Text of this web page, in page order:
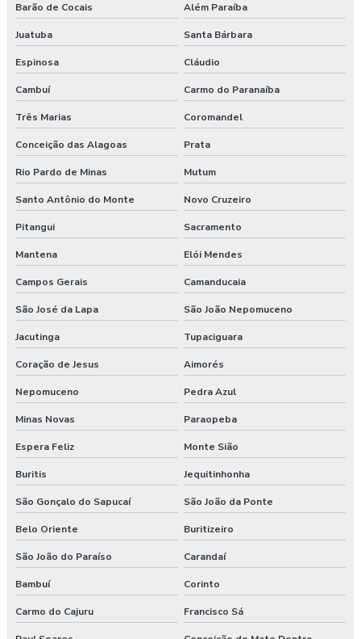
Programa de gerenciamento de riscos ambientais
Programa de gerenciamento de riscos no trabalho rural
Programa de gerenciamento de riscos no trabalho rural pgr
Programa de gerenciamento de riscos nr
Programa de gerenciamento de riscos nr 1
Programa de gerenciamento de riscos ocupacionais
Programa de gerenciamento de riscos segurança do trabalho
Programa pgr
Programa de prevenção de riscos ergonômicos
Programas de segurança do trabalho na construção civil
Proposta de consultoria segurança do trabalho
Segurança e medicina do trabalho
Serviço de segurança do trabalho
Serviços de consultoria em segurança do trabalho
Treinamento de epi nr 6
Treinamento ergonomia levantamento de peso
Barão de Cocais Além Paraíba
Juatuba Santa Bárbara
Espinosa Cláudio
Cambuí Carmo do Paranaíba
Três Marias Coromandel
Conceição das Alagoas Prata
Rio Pardo de Minas Mutum
Santo Antônio do Monte Novo Cruzeiro
Pitangui Sacramento
Mantena Elói Mendes
Campos Gerais Camanducaia
São José da Lapa São João Nepomuceno
Jacutinga Tupaciguara
Coração de Jesus Aimorés
Nepomuceno Pedra Azul
Minas Novas Paraopeba
Espera Feliz Monte Sião
Buritis Jequitinhonha
São Gonçalo do Sapucaí São João da Ponte
Belo Oriente Buritizeiro
São João do Paraíso Carandaí
Bambuí Corinto
Carmo do Cajuru Francisco Sá